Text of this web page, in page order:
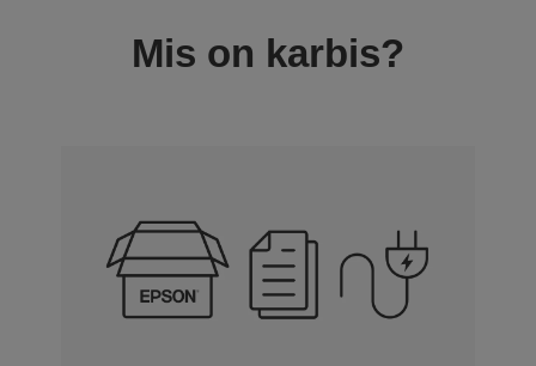
Mis on karbis?